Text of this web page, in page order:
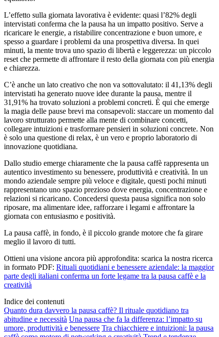
L’effetto sulla giornata lavorativa è evidente: quasi l’82% degli
intervistati conferma che la pausa ha un impatto positivo. Serve a
ricaricare le energie, a ristabilire concentrazione e buon umore, e
spesso a guardare i problemi da una prospettiva diversa. In quei
minuti, la mente trova uno spazio di libertà e leggerezza: un piccolo
reset che permette di affrontare il resto della giornata con più energia
e chiarezza.
C’è anche un lato creativo che non va sottovalutato: il 41,13% degli
intervistati ha generato nuove idee durante la pausa, mentre il
31,91% ha trovato soluzioni a problemi concreti. È qui che emerge
la magia delle pause brevi ma consapevoli: staccare un momento dal
lavoro strutturato permette alla mente di combinare concetti,
collegare intuizioni e trasformare pensieri in soluzioni concrete. Non
è solo una questione di relax, è un vero e proprio laboratorio di
innovazione quotidiana.
Dallo studio emerge chiaramente che la pausa caffè rappresenta un
autentico investimento su benessere, produttività e creatività. In un
mondo aziendale sempre più veloce e digitale, questi pochi minuti
rappresentano uno spazio prezioso dove energia, concentrazione e
relazioni si ricaricano. Concedersi questa pausa significa non solo
riposare, ma alimentare idee, rafforzare i legami e affrontare la
giornata con entusiasmo e positività.
La pausa caffè, in fondo, è il piccolo grande motore che fa girare
meglio il lavoro di tutti.
Ottieni una visione ancora più approfondita: scarica la nostra ricerca
in formato PDF: Rituali quotidiani e benessere aziendale: la maggior
parte degli italiani conferma un forte legame tra la pausa caffè e la
creatività
Indice dei contenuti
Quanto dura davvero la pausa caffè? Il rituale quotidiano tra
abitudine e necessità Una pausa che fa la differenza: l’impatto su
umore, produttività e benessere Tra chiacchiere e intuizioni: la pausa